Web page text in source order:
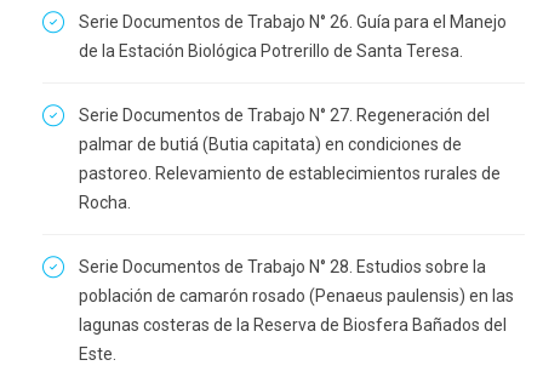
Serie Documentos de Trabajo N° 26. Guía para el Manejo
de la Estación Biológica Potrerillo de Santa Teresa.
Serie Documentos de Trabajo N° 27. Regeneración del
palmar de butiá (Butia capitata) en condiciones de
pastoreo. Relevamiento de establecimientos rurales de
Rocha.
Serie Documentos de Trabajo N° 28. Estudios sobre la
población de camarón rosado (Penaeus paulensis) en las
lagunas costeras de la Reserva de Biosfera Bañados del
Este.